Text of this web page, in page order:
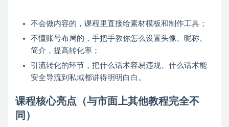
不会做内容的，课程里直接给素材模板和制作工具；
不懂账号布局的，手把手教你怎么设置头像、昵称、
简介，提高转化率；
引流转化的环节，把什么话术容易违规、什么话术能
安全导流到私域都讲得明明白白。
课程核心亮点（与市面上其他教程完全不
同）